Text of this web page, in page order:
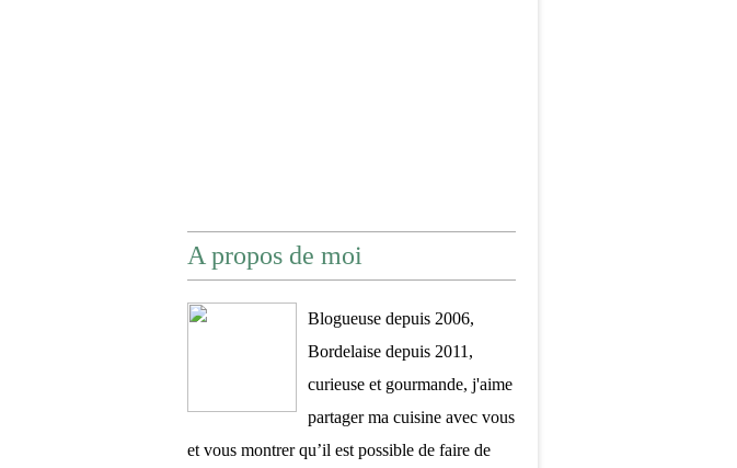
A propos de moi
Blogueuse depuis 2006,
Bordelaise depuis 2011,
curieuse et gourmande, j'aime
partager ma cuisine avec vous
et vous montrer qu’il est possible de faire de